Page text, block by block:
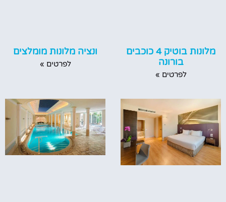
מלונות בוטיק 4 כוכבים
בורונה
לפרטים »
ונציה מלונות מומלצים
לפרטים »